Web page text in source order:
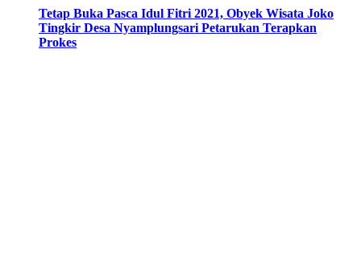
Tetap Buka Pasca Idul Fitri 2021, Obyek Wisata Joko
Tingkir Desa Nyamplungsari Petarukan Terapkan
Prokes